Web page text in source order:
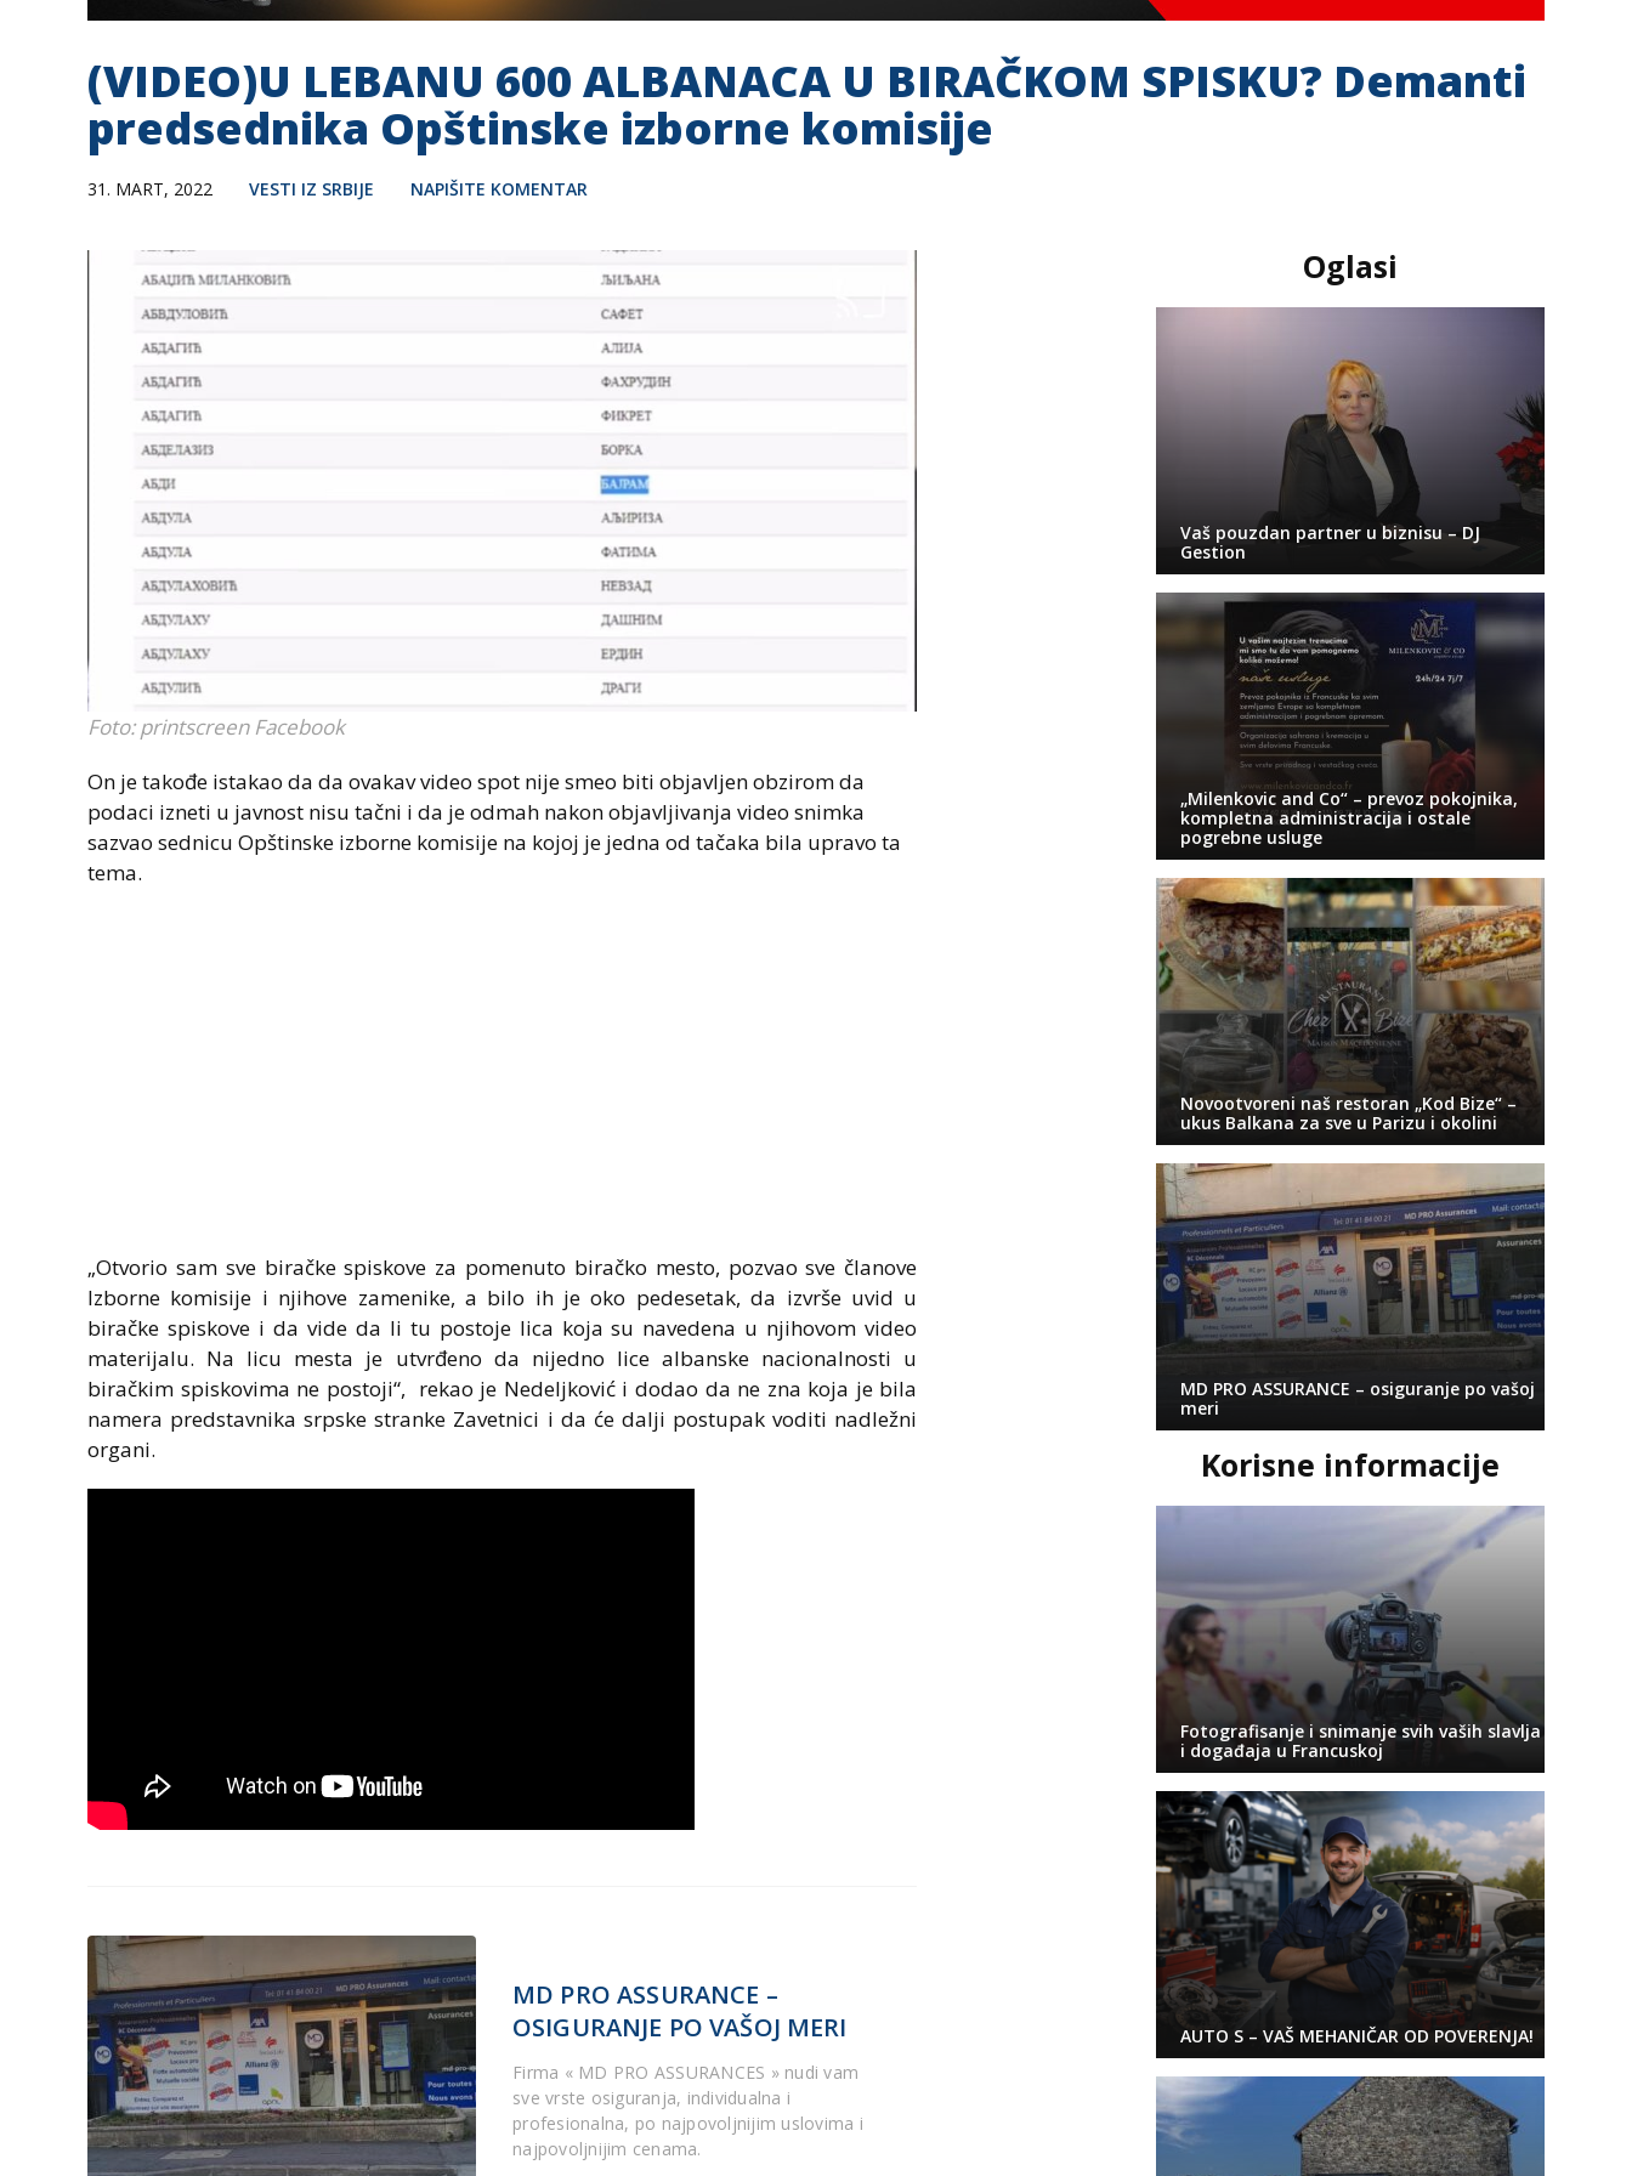
(VIDEO)U LEBANU 600 ALBANACA U BIRAČKOM SPISKU? Demanti
predsednika Opštinske izborne komisije
31. MART, 2022 VESTI IZ SRBIJE NAPIŠITE KOMENTAR
Foto: printscreen Facebook
On je takođe istakao da da ovakav video spot nije smeo biti objavljen obzirom da
podaci izneti u javnost nisu tačni i da je odmah nakon objavljivanja video snimka
sazvao sednicu Opštinske izborne komisije na kojoj je jedna od tačaka bila upravo ta
tema.
„Otvorio sam sve biračke spiskove za pomenuto biračko mesto, pozvao sve članove
Izborne komisije i njihove zamenike, a bilo ih je oko pedesetak, da izvrše uvid u
biračke spiskove i da vide da li tu postoje lica koja su navedena u njihovom video
materijalu. Na licu mesta je utvrđeno da nijedno lice albanske nacionalnosti u
biračkim spiskovima ne postoji“, rekao je Nedeljković i dodao da ne zna koja je bila
namera predstavnika srpske stranke Zavetnici i da će dalji postupak voditi nadležni
organi.
MD PRO ASSURANCE –
OSIGURANJE PO VAŠOJ MERI
Firma « MD PRO ASSURANCES » nudi vam
sve vrste osiguranja, individualna i
profesionalna, po najpovoljnijim uslovima i
najpovoljnijim cenama.
Oglasi
Vaš pouzdan partner u biznisu – DJ
Gestion
„Milenkovic and Co“ – prevoz pokojnika,
kompletna administracija i ostale
pogrebne usluge
Novootvoreni naš restoran „Kod Bize“ –
ukus Balkana za sve u Parizu i okolini
MD PRO ASSURANCE – osiguranje po vašoj
meri
Korisne informacije
Fotografisanje i snimanje svih vaših slavlja
i događaja u Francuskoj
AUTO S – VAŠ MEHANIČAR OD POVERENJA!